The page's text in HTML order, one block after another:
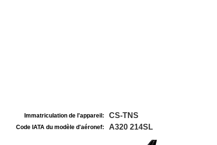
Immatriculation de l'appareil: CS-TNS
Code IATA du modèle d'aéronef: A320 214SL